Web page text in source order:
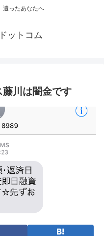
遭ったあなたへ
ットコム
川は闇金です